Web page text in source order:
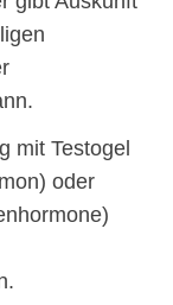
mit Testogel
oder